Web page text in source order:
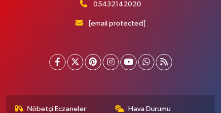
05432142020
[email protected]
Nöbetçi Eczaneler Hava Durumu